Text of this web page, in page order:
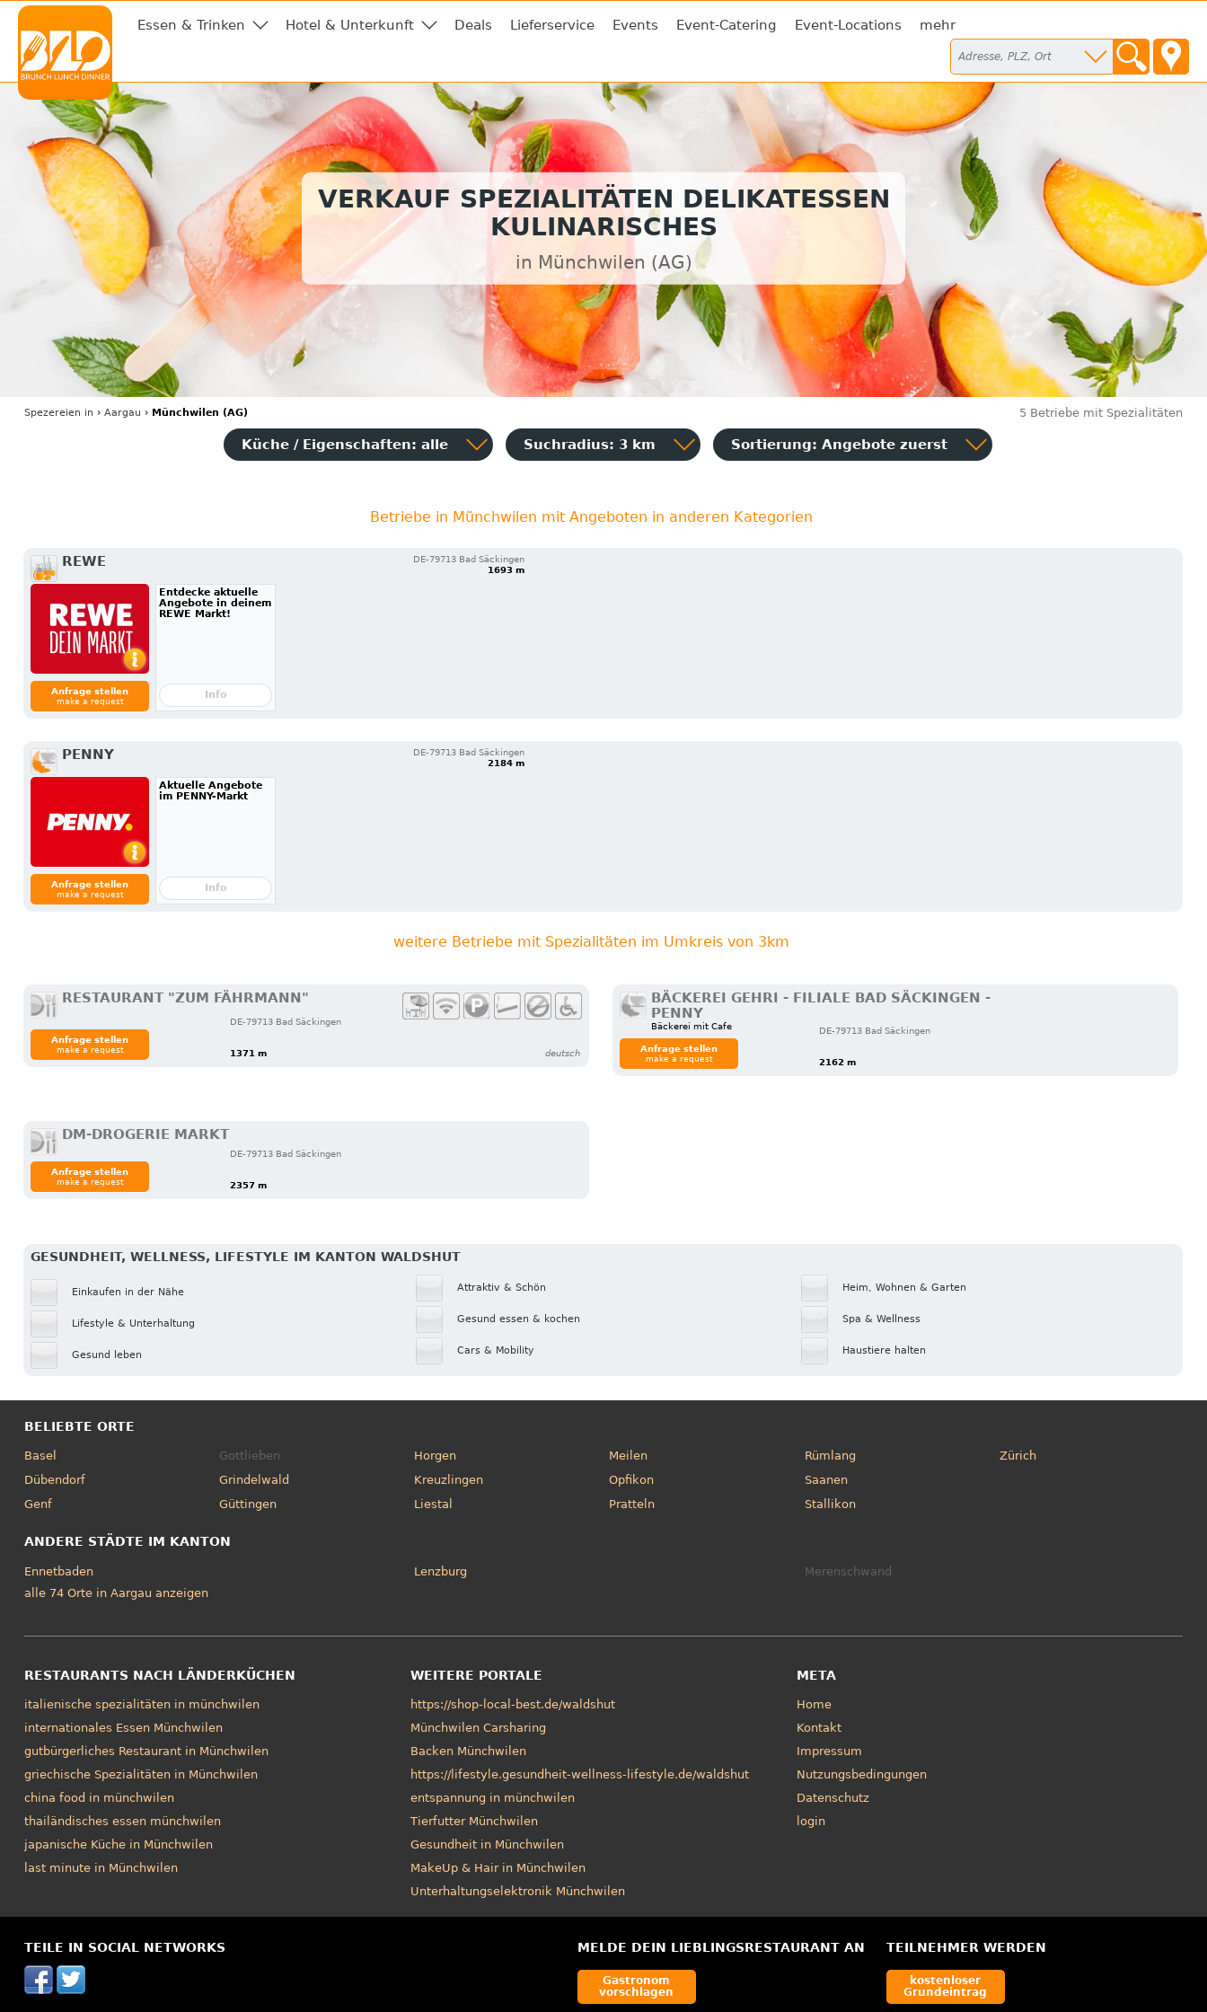
Essen & Trinken Hotel & Unterkunft Deals Lieferservice Events Event-Catering Event-Locations mehr
VERKAUF SPEZIALITÄTEN DELIKATESSEN
KULINARISCHES
in Münchwilen (AG)
Spezereien in › Aargau › Münchwilen (AG) 5 Betriebe mit Spezialitäten
Küche / Eigenschaften: alle Suchradius: 3 km Sortierung: Angebote zuerst
Betriebe in Münchwilen mit Angeboten in anderen Kategorien
REWE
DE-79713 Bad Säckingen
1693 m
Anfrage stellen
make a request
Entdecke aktuelle
Angebote in deinem
REWE Markt!
Info
PENNY
DE-79713 Bad Säckingen
2184 m
Anfrage stellen
make a request
Aktuelle Angebote
im PENNY-Markt
Info
weitere Betriebe mit Spezialitäten im Umkreis von 3km
RESTAURANT "ZUM FÄHRMANN"
DE-79713 Bad Säckingen
1371 m deutsch
Anfrage stellen
make a request
BÄCKEREI GEHRI - FILIALE BAD SÄCKINGEN -
PENNY
Bäckerei mit Cafe DE-79713 Bad Säckingen
2162 m
Anfrage stellen
make a request
DM-DROGERIE MARKT
DE-79713 Bad Säckingen
2357 m
Anfrage stellen
make a request
GESUNDHEIT, WELLNESS, LIFESTYLE IM KANTON WALDSHUT
Einkaufen in der Nähe
Lifestyle & Unterhaltung
Gesund leben
Attraktiv & Schön
Gesund essen & kochen
Cars & Mobility
Heim, Wohnen & Garten
Spa & Wellness
Haustiere halten
BELIEBTE ORTE
Basel
Dübendorf
Genf
Gottlieben
Grindelwald
Güttingen
Horgen
Kreuzlingen
Liestal
Meilen
Opfikon
Pratteln
Rümlang
Saanen
Stallikon
Zürich
ANDERE STÄDTE IM KANTON
Ennetbaden Lenzburg
Merenschwand
alle 74 Orte in Aargau anzeigen
RESTAURANTS NACH LÄNDERKÜCHEN
italienische spezialitäten in münchwilen
internationales Essen Münchwilen
gutbürgerliches Restaurant in Münchwilen
griechische Spezialitäten in Münchwilen
china food in münchwilen
thailändisches essen münchwilen
japanische Küche in Münchwilen
last minute in Münchwilen
WEITERE PORTALE
https://shop-local-best.de/waldshut
Münchwilen Carsharing
Backen Münchwilen
https://lifestyle.gesundheit-wellness-lifestyle.de/waldshut
entspannung in münchwilen
Tierfutter Münchwilen
Gesundheit in Münchwilen
MakeUp & Hair in Münchwilen
Unterhaltungselektronik Münchwilen
META
Home
Kontakt
Impressum
Nutzungsbedingungen
Datenschutz
login
TEILE IN SOCIAL NETWORKS MELDE DEIN LIEBLINGSRESTAURANT AN
Gastronom
vorschlagen
TEILNEHMER WERDEN
kostenloser
Grundeintrag